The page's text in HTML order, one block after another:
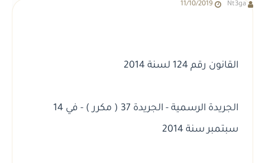
Nt3ga
11/10/2019
القانون رقم 124 لسنة 2014
الجريدة الرسمية - الجريدة 37 ( مكرر ) - في 14
سبتمبر سنة 2014